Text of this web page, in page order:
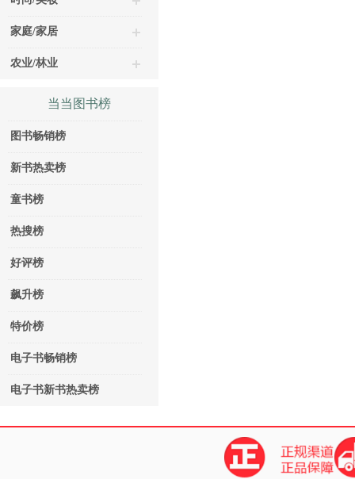
家庭/家居
农业/林业
当当图书榜
图书畅销榜
新书热卖榜
童书榜
热搜榜
好评榜
飙升榜
特价榜
电子书畅销榜
电子书新书热卖榜